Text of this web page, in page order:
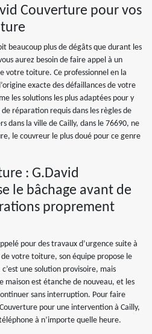
Couverture pour vos
beaucoup plus de dégâts que durant les
aurez besoin de faire appel à un
votre toiture. Ce professionnel en la
exacte des défaillances de votre
les solutions les plus adaptées pour y
réparation requis dans les règles de
dans la ville de Cailly, dans le 76690, ne
le couvreur le plus doué pour ce genre
: G.David
le bâchage avant de
proprement
pour des travaux d’urgence suite à
votre toiture, son équipe propose le
une solution provisoire, mais
maison est étanche de nouveau, et les
sans interruption. Pour faire
pour une intervention à Cailly,
à n’importe quelle heure.